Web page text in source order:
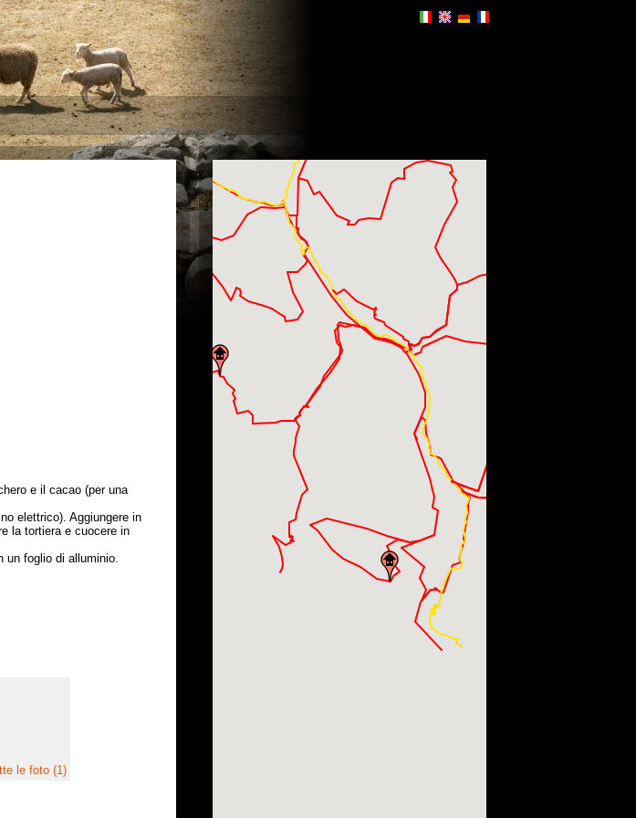
e il cacao (per una
elettrico). Aggiungere in
la tortiera e cuocere in
un foglio di alluminio.
le foto (1)